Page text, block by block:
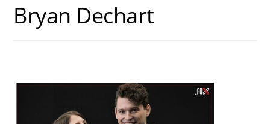
Bryan Dechart